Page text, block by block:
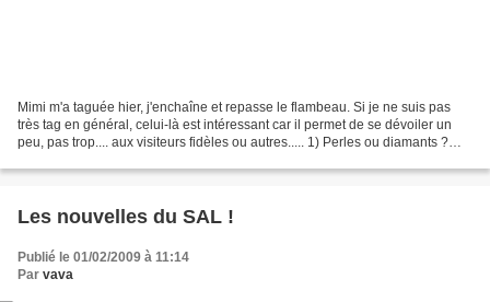
Mimi m'a taguée hier, j'enchaîne et repasse le flambeau. Si je ne suis pas
très tag en général, celui-là est intéressant car il permet de se dévoiler un
peu, pas trop.... aux visiteurs fidèles ou autres..... 1) Perles ou diamants ?
Les nouvelles du SAL !
Publié le 01/02/2009 à 11:14
Par vava